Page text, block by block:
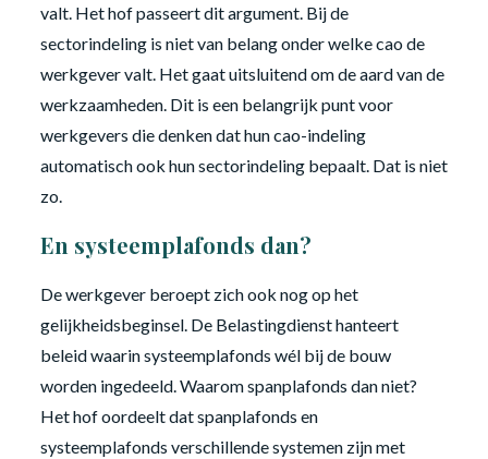
valt. Het hof passeert dit argument. Bij de
sectorindeling is niet van belang onder welke cao de
werkgever valt. Het gaat uitsluitend om de aard van de
werkzaamheden. Dit is een belangrijk punt voor
werkgevers die denken dat hun cao-indeling
automatisch ook hun sectorindeling bepaalt. Dat is niet
zo.
En systeemplafonds dan?
De werkgever beroept zich ook nog op het
gelijkheidsbeginsel. De Belastingdienst hanteert
beleid waarin systeemplafonds wél bij de bouw
worden ingedeeld. Waarom spanplafonds dan niet?
Het hof oordeelt dat spanplafonds en
systeemplafonds verschillende systemen zijn met